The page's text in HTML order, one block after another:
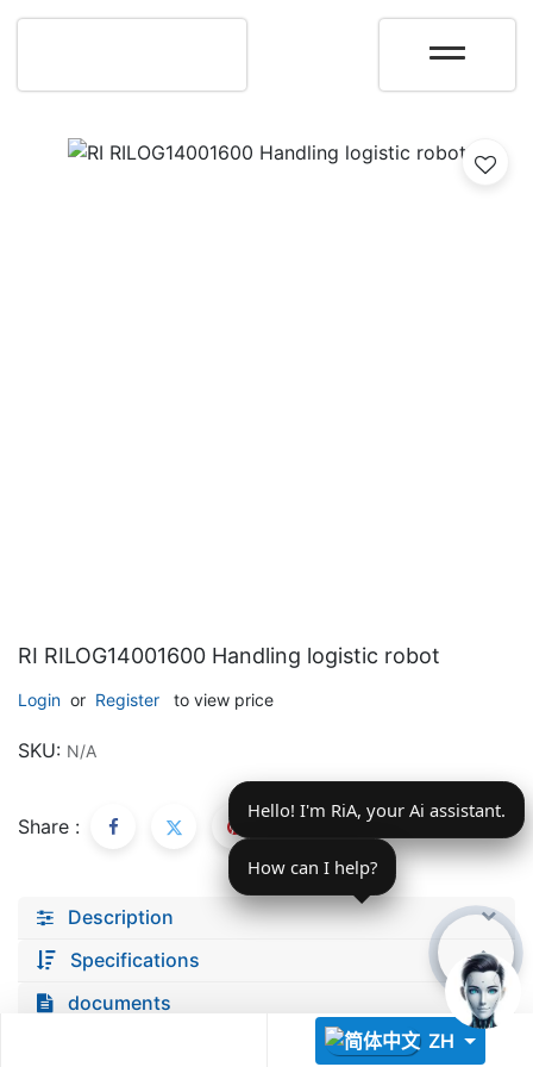
ZH
RI RILOG14001600 Handling logistic robot
Login or Register to view price
SKU: N/A
Share :
Description
Specifications
documents
Platformă integrată pentru managementul flotei de roboți
Monitorizare în timp real și analiză date
Conectează roboți, software și servicii într-o singură
Scalabil de la 1 robot la zeci de unități
Hello! I'm RiA, your Ai assistant.
How can I help?